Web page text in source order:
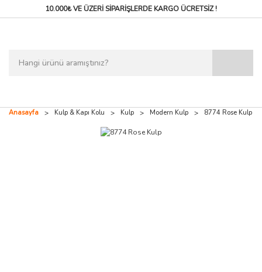
10.000₺ VE ÜZERİ SİPARİŞLERDEKARGO ÜCRETSİZ !
Anasayfa Kulp & Kapı Kolu Kulp Modern Kulp 8774 Rose Kulp